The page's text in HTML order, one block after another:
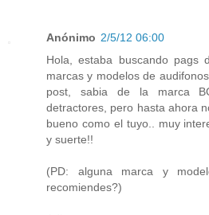
Anónimo 2/5/12 06:00
Hola, estaba buscando pags
marcas y modelos de
post, sabia de la marca
detractores, pero hasta ahora
bueno como el tuyo.. muy
y suerte!!
(PD: alguna marca y
recomiendes?)